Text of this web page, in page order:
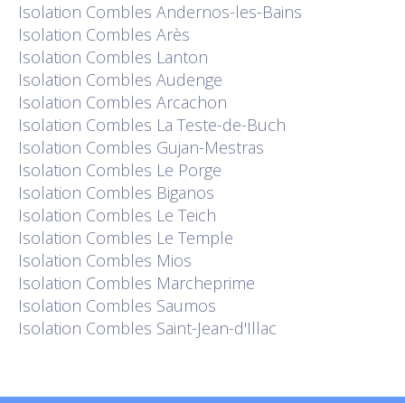
Isolation Combles Andernos-les-Bains
Isolation Combles Arès
Isolation Combles Lanton
Isolation Combles Audenge
Isolation Combles Arcachon
Isolation Combles La Teste-de-Buch
Isolation Combles Gujan-Mestras
Isolation Combles Le Porge
Isolation Combles Biganos
Isolation Combles Le Teich
Isolation Combles Le Temple
Isolation Combles Mios
Isolation Combles Marcheprime
Isolation Combles Saumos
Isolation Combles Saint-Jean-d'Illac